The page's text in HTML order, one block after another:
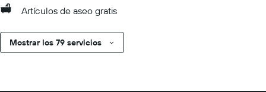
Artículos de aseo gratis
Mostrar los 79 servicios